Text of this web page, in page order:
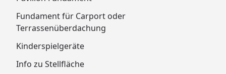
Fundament für Carport oder
Terrassenüberdachung
Kinderspielgeräte
Info zu Stellfläche